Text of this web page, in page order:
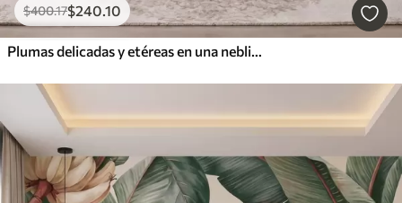
$400.17$240 .10